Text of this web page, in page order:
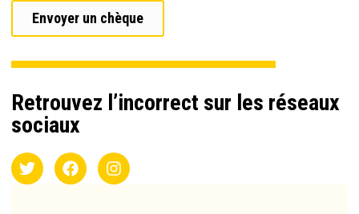
Envoyer un chèque
Retrouvez l’incorrect sur les réseaux
sociaux